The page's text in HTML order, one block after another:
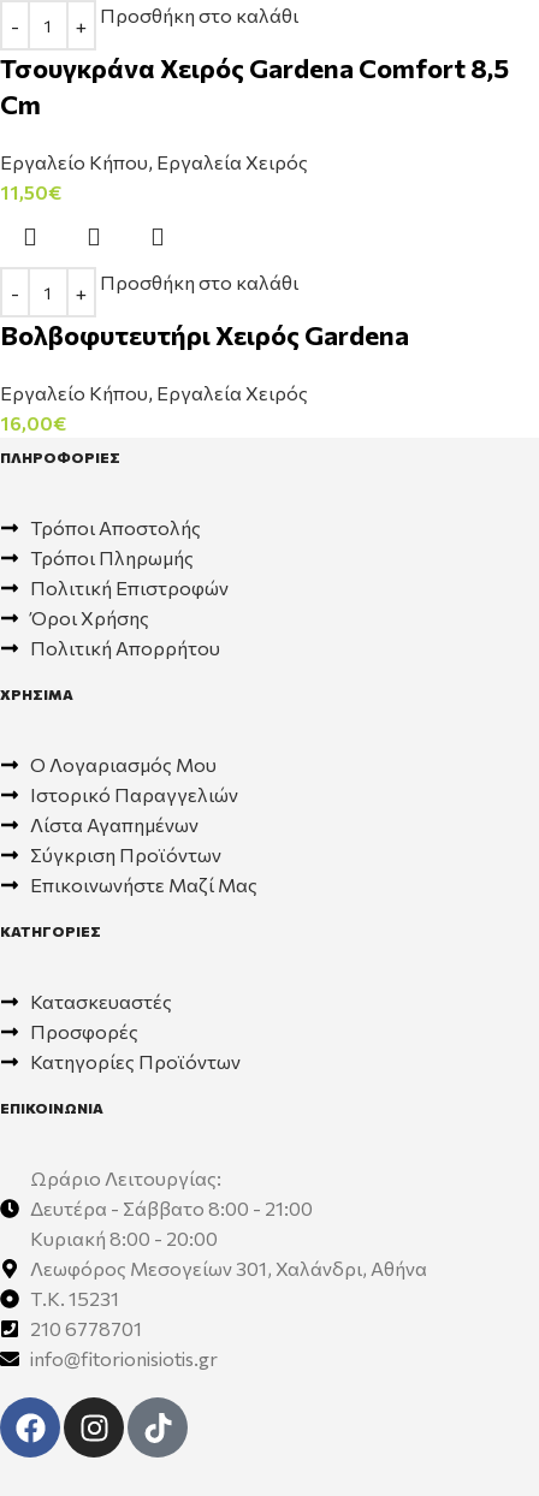
Προσθήκη στο καλάθι
Τσουγκράνα Χειρός Gardena Comfort 8,5
Cm
Εργαλείο Κήπου, Εργαλεία Χειρός
11,50€
Προσθήκη στο καλάθι
Βολβοφυτευτήρι Χειρός Gardena
Εργαλείο Κήπου, Εργαλεία Χειρός
16,00€
ΠΛΗΡΟΦΟΡΙΕΣ
Τρόποι Αποστολής
Τρόποι Πληρωμής
Πολιτική Επιστροφών
Όροι Χρήσης
Πολιτική Απορρήτου
ΧΡΗΣΙΜΑ
Ο Λογαριασμός Μου
Ιστορικό Παραγγελιών
Λίστα Αγαπημένων
Σύγκριση Προϊόντων
Επικοινωνήστε Μαζί Μας
ΚΑΤΗΓΟΡΙΕΣ
Κατασκευαστές
Προσφορές
Κατηγορίες Προϊόντων
ΕΠΙΚΟΙΝΩΝΙΑ
Ωράριο Λειτουργίας:
Δευτέρα - Σάββατο 8:00 - 21:00
Κυριακή 8:00 - 20:00
Λεωφόρος Μεσογείων 301, Χαλάνδρι, Αθήνα
Τ.Κ. 15231
210 6778701
info@fitorionisiotis.gr